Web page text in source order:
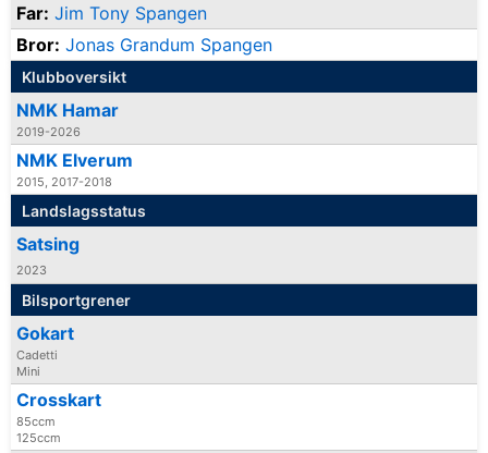
Far: Jim Tony Spangen
Bror: Jonas Grandum Spangen
Klubboversikt
NMK Hamar
2019-2026
NMK Elverum
2015, 2017-2018
Landslagsstatus
Satsing
2023
Bilsportgrener
Gokart
Cadetti
Mini
Crosskart
85ccm
125ccm